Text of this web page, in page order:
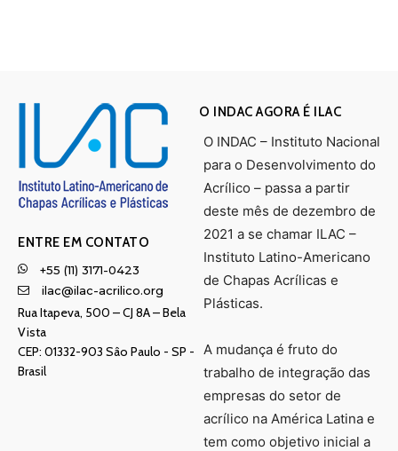
ENTRE EM CONTATO
+55 (11) 3171-0423
ilac@ilac-acrilico.org
Rua Itapeva, 500 – CJ 8A – Bela
Vista
CEP: 01332-903 Sâo Paulo - SP -
Brasil
O INDAC AGORA É ILAC
O INDAC – Instituto Nacional
para o Desenvolvimento do
Acrílico – passa a partir
deste mês de dezembro de
2021 a se chamar ILAC –
Instituto Latino-Americano
de Chapas Acrílicas e
Plásticas.
A mudança é fruto do
trabalho de integração das
empresas do setor de
acrílico na América Latina e
tem como objetivo inicial a